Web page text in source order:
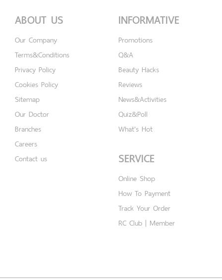
ABOUT US
Our Company
Terms&Conditions
Privacy Policy
Cookies Policy
Sitemap
Our Doctor
Branches
Careers
Contact us
INFORMATIVE
Promotions
Q&A
Beauty Hacks
Reviews
News&Activities
Quiz&Poll
What's Hot
SERVICE
Online Shop
How To Payment
Track Your Order
RC Club | Member